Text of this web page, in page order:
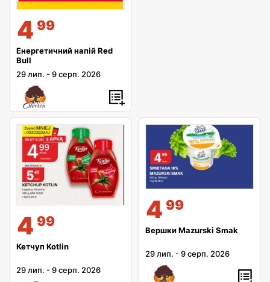
4 99
Енергетичний напій Red
Bull
29 лип. -9 серп. 2026
4 99
Кетчуп Kotlin
29 лип. -9 серп. 2026
4 99
Вершки Mazurski Smak
29 лип. -9 серп. 2026